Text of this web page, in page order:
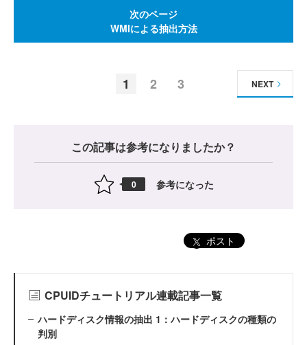
次のページ
WMIによる抽出方法
1 2 3 NEXT
この記事は参考になりましたか？
0 参考になった
ポスト
CPUIDチュートリアル連載記事一覧
ハードディスク情報の抽出 1：ハードディスクの種類の
判別